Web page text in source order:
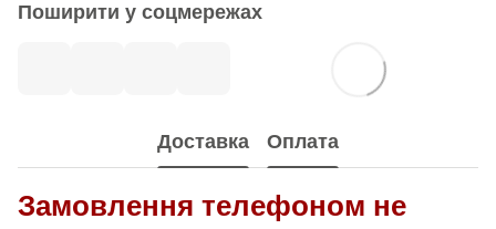
Поширити у соцмережах
Доставка Оплата
Замовлення телефоном не